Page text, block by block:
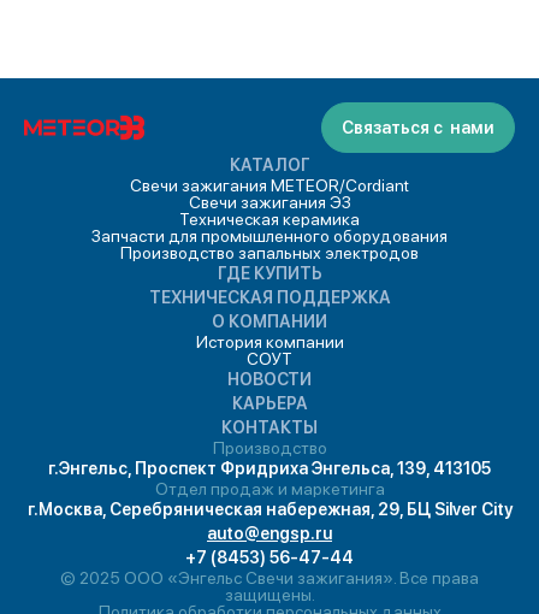
Связаться с нами
КАТАЛОГ
Свечи зажигания METEOR/Cordiant
Свечи зажигания ЭЗ
Техническая керамика
Запчасти для промышленного оборудования
Производство запальных электродов
ГДЕ КУПИТЬ
ТЕХНИЧЕСКАЯ ПОДДЕРЖКА
О КОМПАНИИ
История компании
СОУТ
НОВОСТИ
КАРЬЕРА
КОНТАКТЫ
Производство
г.Энгельс, Проспект Фридриха Энгельса, 139, 413105
Отдел продаж и маркетинга
г.Москва, Серебряническая набережная, 29, БЦ Silver City
auto@engsp.ru
+7 (8453) 56-47-44
© 2025 ООО «Энгельс Свечи зажигания». Все права
защищены.